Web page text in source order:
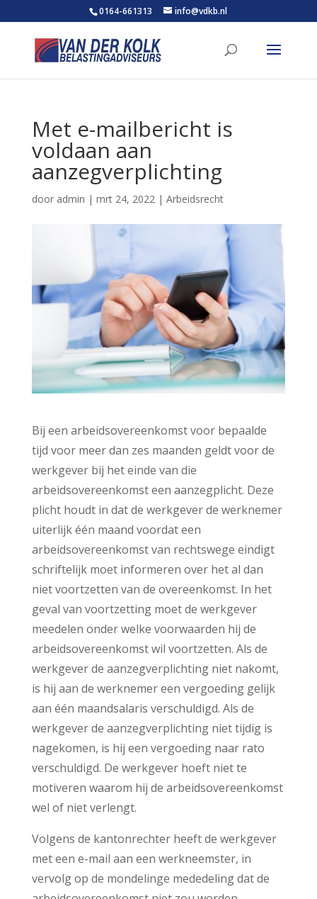
0164-661313 info@vdkb.nl
Met e-mailbericht is
voldaan aan
aanzegverplichting
door admin | mrt 24, 2022| Arbeidsrecht
Bij een arbeidsovereenkomst voor bepaalde
tijd voor meer dan zes maanden geldt voor de
werkgever bij het einde van die
arbeidsovereenkomst een aanzegplicht. Deze
plicht houdt in dat de werkgever de werknemer
uiterlijk één maand voordat een
arbeidsovereenkomst van rechtswege eindigt
schriftelijk moet informeren over het al dan
niet voortzetten van de overeenkomst. In het
geval van voortzetting moet de werkgever
meedelen onder welke voorwaarden hij de
arbeidsovereenkomst wil voortzetten. Als de
werkgever de aanzegverplichting niet nakomt,
is hij aan de werknemer een vergoeding gelijk
aan één maandsalaris verschuldigd. Als de
werkgever de aanzegverplichting niet tijdig is
nagekomen, is hij een vergoeding naar rato
verschuldigd. De werkgever hoeft niet te
motiveren waarom hij de arbeidsovereenkomst
wel of niet verlengt.
Volgens de kantonrechter heeft de werkgever
met een e-mail aan een werkneemster, in
vervolg op de mondelinge mededeling dat de